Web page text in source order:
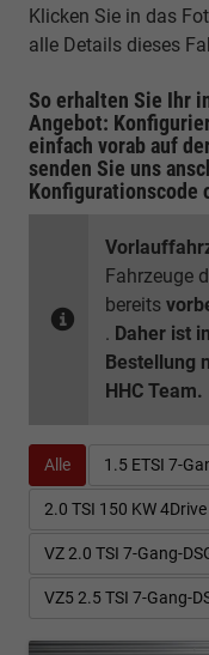
Klicken Sie in das
alle Details dieses
So erhalten Sie Ihr
Angebot:
einfach vorab auf
senden Sie uns
Konfigurationscode
Fahrzeuge
bereits
. Daher ist
Bestellung
HHC Team.
Alle 1.5 ETSI 7-
2.0 TSI 150 KW 4Drive
VZ 2.0 TSI 7-Gang-
VZ5 2.5 TSI 7-Gang-